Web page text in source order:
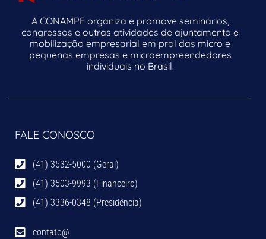
A CONAMPE organiza e promove seminários,
congressos e outras atividades de ajuntamento e
mobilização empresarial em prol das micro e
pequenas empresas e microempreendedores
individuais no Brasil.
FALE CONOSCO
(41) 3532-5000 (Geral)
(41) 3503-9993 (Financeiro)
(41) 3336-0348 (Presidência)
contato@